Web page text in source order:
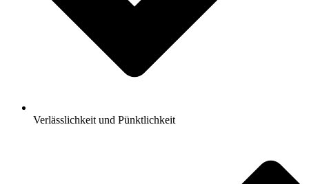
Verlässlichkeit und Pünktlichkeit